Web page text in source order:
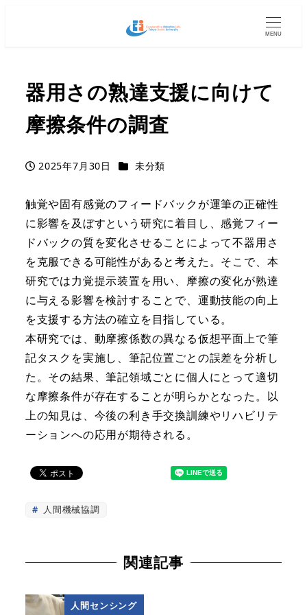
MENU
器用さの熟達支援に向けて
摩擦条件の調査
投稿日
2025年7月30日 カテゴリー
未分類
触覚や固有感覚のフィードバックが運筆の正確性
に影響を及ぼすという研究に着目し、感覚フィー
ドバックの質を変化させることによって不器用さ
を克服できる可能性があると考えた。そこで、本
研究では力覚提示装置を用い、摩擦の変化が熟達
に与える影響を検討することで、運動技能の向上
を支援する方法の確立を目指している。
本研究では、動摩擦係数の異なる仮想平面上で筆
記タスクを実施し、筆記位置ごとの誤差を分析し
た。その結果、筆記領域ごとに個人にとって適切
な摩擦条件が存在することが明らかとなった。以
上の知見は、今後の利き手交換訓練やリハビリテ
ーションへの応用が期待される。
人間機械協調
関連記事
人間センシング